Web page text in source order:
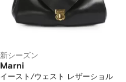
新シーズン
Marni
イースト/ウェスト レザーショル